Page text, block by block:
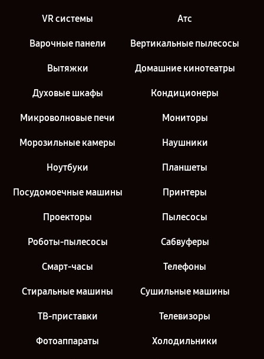
VR системы Атс
Варочные панели Вертикальные пылесосы
Вытяжки Домашние кинотеатры
Духовые шкафы Кондиционеры
Микроволновые печи Мониторы
Морозильные камеры Наушники
Ноутбуки Планшеты
Посудомоечные машины Принтеры
Проекторы Пылесосы
Роботы-пылесосы Сабвуферы
Смарт-часы Телефоны
Стиральные машины Сушильные машины
ТВ-приставки Телевизоры
Фотоаппараты Холодильники